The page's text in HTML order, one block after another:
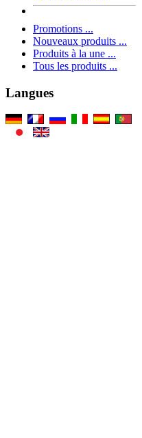
Promotions ...
Nouveaux produits ...
Produits à la une ...
Tous les produits ...
Langues